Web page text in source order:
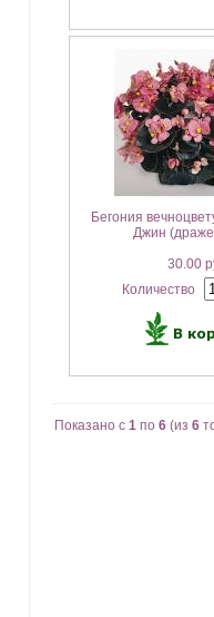
Бегония
Джин
30.00
Количество
Показано с 1 по 6 (из 6